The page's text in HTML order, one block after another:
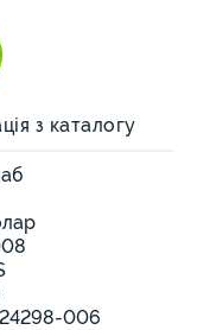
з каталогу
006